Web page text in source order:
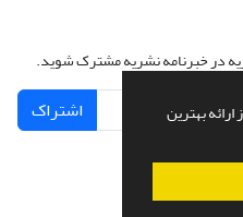
بهترین
در خبرنامه نشریه مشترک شوید.
اشتراک
سازی ازسیناوب